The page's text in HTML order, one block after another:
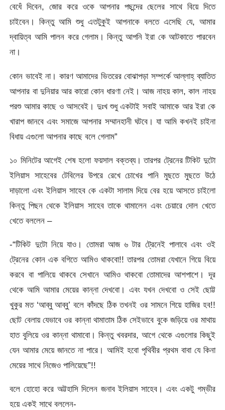
বেধেঁ দিবেন, জোর করে ওকে আপনার পছন্দের ছেলের সাথে বিয়ে দিতে
চাইবেন। কিন্তু আমি শুধু এতটুকুই আপনাকে বলতে এসেছি যে, আমার
দ্বায়িত্ব আমি পালন করে গেলাম। কিন্তু আপনি ইরা কে আটকাতে পারবেন
না।
কোন ভাবেই না। কারণ আমাদের ভিতরের বোঝাপড়া সম্পর্কে আল্লাহ্ ব্যাতিত
আপনার বা দুনিয়ার আর কারো কোন ধারণা নেই। আজ নাহয় কাল, কাল নাহয়
পরশু আমার কাছে ও আসবেই। দুঃখ শুধু একটাই সবাই আমাকে আর ইরা কে
খারাপ জানবে এবং সমাজে আপনার সম্মানহানী ঘটবে। যা আমি কখনই চাইনা
বিধায় এগুলো আপনার কাছে বলে গেলাম”
১০ মিনিটের আগেই শেষ হলো ফয়সাল বক্তব্য। তারপর ট্রেনের টিকিট দুটো
ইলিয়াস সাহেবের টেবিলের উপরে রেখে চোখের পানি মুছতে মুছতে উঠে
দাড়ালো এবং ইলিয়াস সাহেব কে একটা সালাম দিয়ে বের হয়ে আসতে চাইলো
কিন্তু পিছন থেকে ইলিয়াস সাহেব তাকে থামালেন এবং চেয়ারে দোল খেতে
খেতে বললেন –
-“টিকিট দুটো নিয়ে যাও। তোমরা আজ ৬ টার ট্রেনেই পালাবে এবং ওই
ট্রেনের কোন এক বগিতে আমিও থাকবো!! তারপর তোমরা যেখানে গিয়ে বিয়ে
করবে বা পালিয়ে থাকবে সেখানে আমিও থাকবো তোমাদের আশপাশে। দূর
থেকে আমি আমার মেয়ের কান্না দেখবো। এবং যখন দেখবো ও সেই ছোট্ট
খুকুর মত ‘আব্বু আব্বু’ বলে কাঁদছে ঠিক তখনই ওর সামনে গিয়ে হাজির হব!!
ছোট বেলায় যেভাবে ওর কান্না থামাতাম ঠিক সেইভাবে বুকে জড়িয়ে ওর মাথায়
হাত বুলিয়ে ওর কান্না থামাবো। কিন্তু খবরদার, আগে থেকে এগুলোর কিছুই
যেন আমার মেয়ে জানতে না পারে। আমিই হবো পৃথিবীর প্রথম বাবা যে কিনা
মেয়ের সাথে নিজেও পালিয়েছে”!!
বলে হোহো করে অট্টহাসি দিলেন জনাব ইলিয়াস সাহেব। এবং একটু গম্ভীর
হয়ে একই সাথে বললেন-